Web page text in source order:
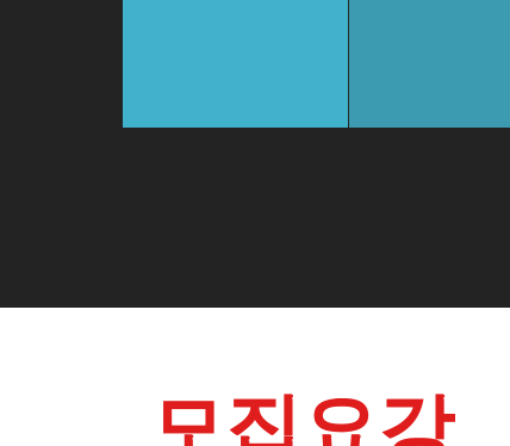
모집요강